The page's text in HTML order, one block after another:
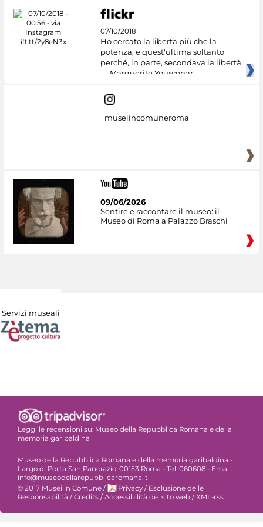
07/10/2018
Ho cercato la libertà più che la
potenza, e quest'ultima soltanto
perché, in parte, secondava la libertà.
— Marguerite Yourcenar
museiincomuneroma
09/06/2026
Sentire e raccontare il museo: il
Museo di Roma a Palazzo Braschi
Servizi museali
Leggi le recensioni su: Museo della Repubblica Romana e della
memoria garibaldina
Museo della Repubblica Romana e della memoria garibaldina -
Largo di Porta San Pancrazio, 00153 Roma - Tel. 060608 - Email:
info@museodellarepubblicaromana.it
© 2017 Musei in Comune / Privacy / Esclusione delle
Responsabilità / Credits / Accessibilità del sito web / XML-rss